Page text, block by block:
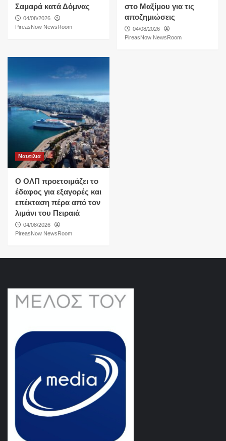
Σαμαρά κατά Δόμνας
04/08/2026
PireasNow NewsRoom
στο Μαξίμου για τις
αποζημιώσεις
04/08/2026
PireasNow NewsRoom
Ναυτιλια
O ΟΛΠ προετοιμάζει το
έδαφος για εξαγορές και
επέκταση πέρα από τον
λιμάνι του Πειραιά
04/08/2026
PireasNow NewsRoom